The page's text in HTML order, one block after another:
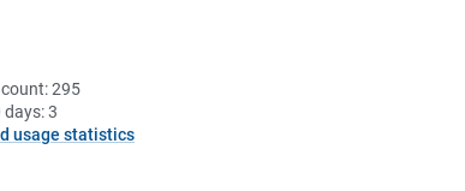
295
days:3
usage statistics